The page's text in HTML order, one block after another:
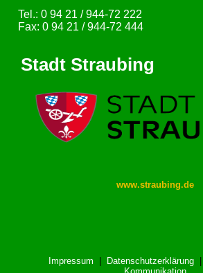
Tel.: 0 94 21 / 944-72 222
Fax: 0 94 21 / 944-72 444
Stadt Straubing
www.straubing.de
Impressum Datenschutzerklärung|